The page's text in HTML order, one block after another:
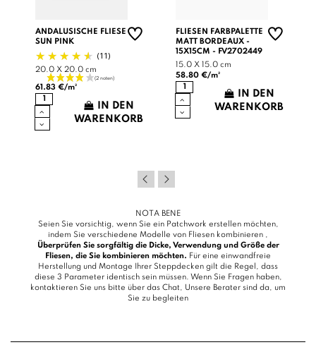
ANDALUSISCHE FLIESE
SUN PINK
(11)
20.0 X 20.0 cm
61.83 €/m²
IN DEN
WARENKORB
FLIESEN FARBPALETTE
MATT BORDEAUX -
15X15CM - FV2702449
15.0 X 15.0 cm
58.80 €/m²
IN DEN
WARENKORB
NOTA BENE
Seien Sie vorsichtig, wenn Sie ein Patchwork erstellen möchten,
indem Sie verschiedene Modelle von Fliesen kombinieren ,
Überprüfen Sie sorgfältig die Dicke, Verwendung und Größe der
Fliesen, die Sie kombinieren möchten. Für eine einwandfreie
Herstellung und Montage Ihrer Steppdecken gilt die Regel, dass
diese 3 Parameter identisch sein müssen. Wenn Sie Fragen haben,
kontaktieren Sie uns bitte über das Chat, Unsere Berater sind da, um
Sie zu begleiten